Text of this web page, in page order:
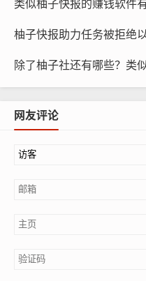
除了柚子社还有哪些？类
网友评论